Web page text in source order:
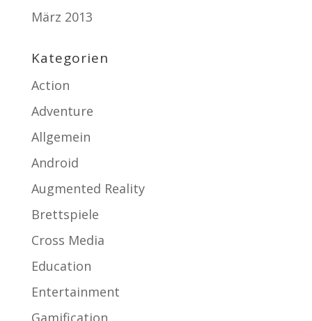
März 2013
Kategorien
Action
Adventure
Allgemein
Android
Augmented Reality
Brettspiele
Cross Media
Education
Entertainment
Gamification